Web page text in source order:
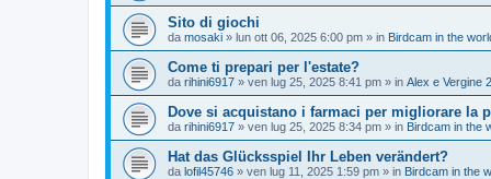
Sito di giochi
da mosaki » lun ott 06, 2025 6:00 pm » in Birdcam in the
Come ti prepari per l'estate?
da rihini6917 » ven lug 25, 2025 8:41 pm » in Alex e Vergine
Dove si acquistano i farmaci per migliorare la
da rihini6917 » ven lug 25, 2025 8:34 pm » in Birdcam in the
Hat das Glücksspiel Ihr Leben verändert?
da lofil45746 » ven lug 11, 2025 1:59 pm » in Birdcam in the